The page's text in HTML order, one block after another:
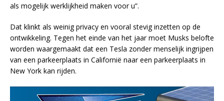
als mogelijk werklijkheid maken voor u”.
Dat klinkt als weinig privacy en vooral stevig inzetten op de
ontwikkeling. Tegen het einde van het jaar moet Musks belofte
worden waargemaakt dat een Tesla zonder menselijk ingrijpen
van een parkeerplaats in Californië naar een parkeerplaats in
New York kan rijden.